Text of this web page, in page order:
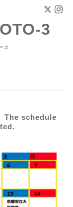
3
♬
The schedule